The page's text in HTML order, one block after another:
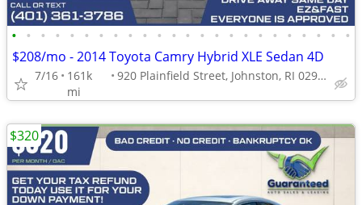
• • • • • • • • • • • • • • • • • • • • • • • •
$208/mo - 2014 Toyota Camry Hybrid XLE Sedan 4D
7/16
161k
mi
920 Plainfield Street, Johnston, RI 02919
$320